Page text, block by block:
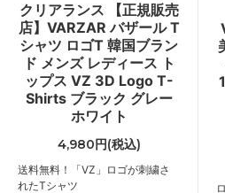
クリアランス 【正規販売
店】VARZAR バザール T
シャツ ロゴT 韓国ブラン
ド メンズ レディース ト
ップス VZ 3D Logo T-
Shirts ブラック グレー
ホワイト
4,980円(税込)
送料無料！「VZ」ロゴが刺繍さ
れたTシャツ